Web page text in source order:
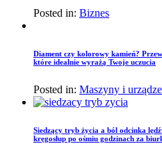
Posted in: Biznes
Diament czy kolorowy kamień?
które idealnie wyrażą Twoje uczucia
Posted in: Maszyny i
Siedzący tryb życia a ból odcinka
kręgosłup po ośmiu godzinach za